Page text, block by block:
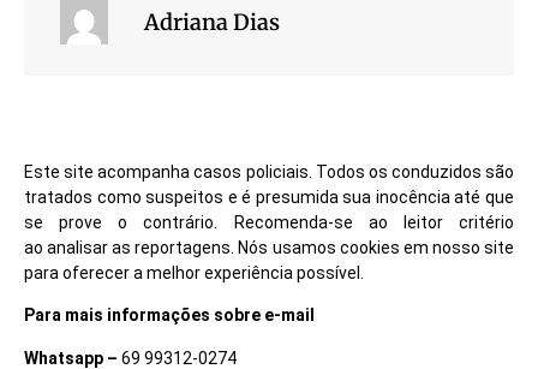
Adriana Dias
Este site acompanha casos policiais. Todos os conduzidos são
tratados como suspeitos e é presumida sua inocência até que
se prove o contrário. Recomenda-se ao leitor critério
ao analisar as reportagens. Nós usamos cookies em nosso site
para oferecer a melhor experiência possível.
Para mais informações sobre e-mail
Whatsapp – 69 99312-0274